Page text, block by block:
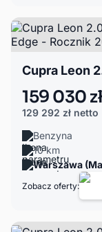
159 030 zł
129 292 zł netto
Benzyna
10 km
Warszawa
Zobacz oferty: